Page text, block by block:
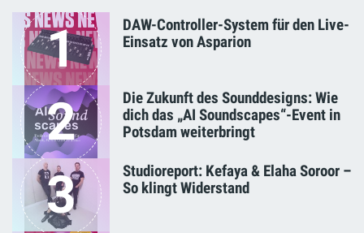
1
DAW-Controller-System für den Live-
Einsatz von Asparion
2
Die Zukunft des Sounddesigns: Wie
dich das „AI Soundscapes“-Event in
Potsdam weiterbringt
3
Studioreport: Kefaya & Elaha Soroor –
So klingt Widerstand